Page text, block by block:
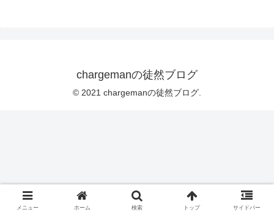
chargemanの徒然ブログ
© 2021 chargemanの徒然ブログ.
メニュー ホーム 検索 トップ サイドバー